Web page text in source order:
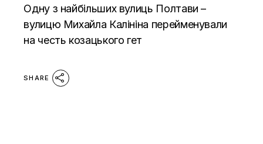
Одну з найбільших вулиць Полтави –
вулицю Михайла Калініна перейменували
на честь козацького гет
SHARE